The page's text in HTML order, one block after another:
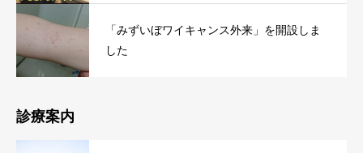
「みずいぼワイキャンス外来」を開設しま
した
診療案内